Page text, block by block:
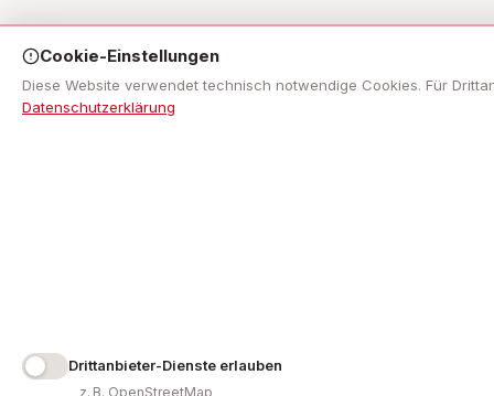
Cookie-Einstellungen
Diese Website verwendet technisch notwendige Cookies. Für
Datenschutzerklärung
Drittanbieter-Dienste erlauben
z. B. OpenStreetMap